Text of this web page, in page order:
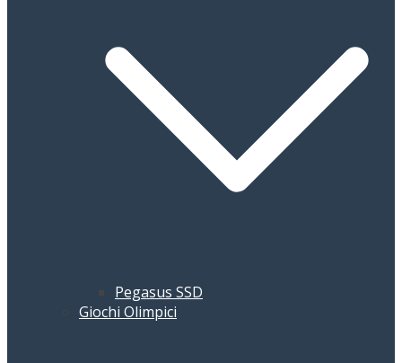
Pegasus SSD
Giochi Olimpici